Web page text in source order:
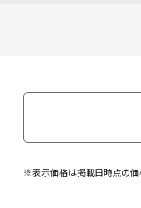
※表示価格は掲載日時点の価